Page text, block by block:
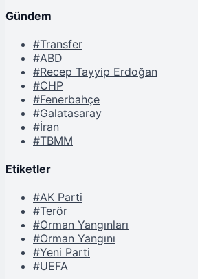
Gündem
#Transfer
#ABD
#Recep Tayyip Erdoğan
#CHP
#Fenerbahçe
#Galatasaray
#İran
#TBMM
Etiketler
#AK Parti
#Terör
#Orman Yangınları
#Orman Yangını
#Yeni Parti
#UEFA